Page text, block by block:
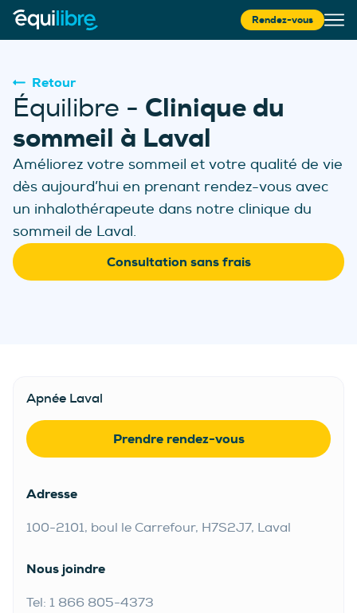
Rendez-vous
Retour
Équilibre - Clinique du
sommeil à Laval
Améliorez votre sommeil et votre qualité de vie
dès aujourd’hui en prenant rendez-vous avec
un inhalothérapeute dans notre clinique du
sommeil de Laval.
Consultation sans frais
Apnée Laval
Prendre rendez-vous
Adresse
100-2101, boul le Carrefour, H7S2J7, Laval
Nous joindre
Tel: 1 866 805-4373